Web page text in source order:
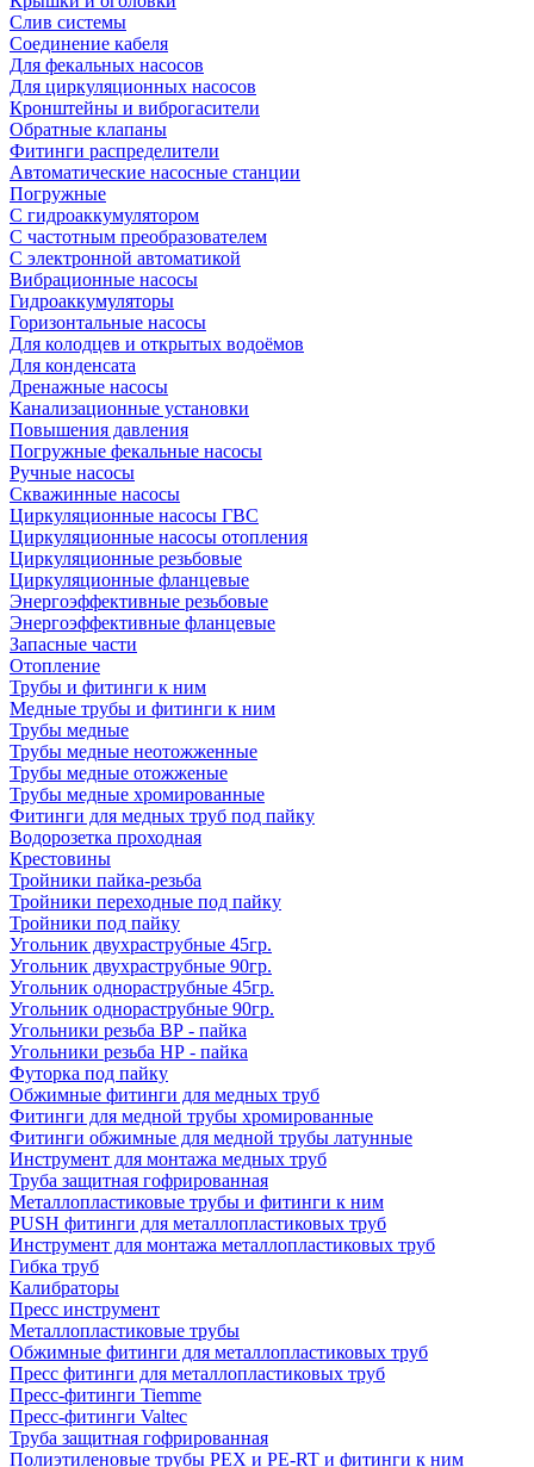
Слив системы
Соединение кабеля
Для фекальных насосов
Для циркуляционных насосов
Кронштейны и виброгасители
Обратные клапаны
Фитинги распределители
Автоматические насосные станции
Погружные
С гидроаккумулятором
С частотным преобразователем
С электронной автоматикой
Вибрационные насосы
Гидроаккумуляторы
Горизонтальные насосы
Для колодцев и открытых водоёмов
Для конденсата
Дренажные насосы
Канализационные установки
Повышения давления
Погружные фекальные насосы
Ручные насосы
Скважинные насосы
Циркуляционные насосы ГВС
Циркуляционные насосы отопления
Циркуляционные резьбовые
Циркуляционные фланцевые
Энергоэффективные резьбовые
Энергоэффективные фланцевые
Запасные части
Отопление
Трубы и фитинги к ним
Медные трубы и фитинги к ним
Трубы медные
Трубы медные неотожженные
Трубы медные отожженые
Трубы медные хромированные
Фитинги для медных труб под пайку
Водорозетка проходная
Крестовины
Тройники пайка-резьба
Тройники переходные под пайку
Тройники под пайку
Угольник двухраструбные 45гр.
Угольник двухраструбные 90гр.
Угольник однораструбные 45гр.
Угольник однораструбные 90гр.
Угольники резьба ВР - пайка
Угольники резьба НР - пайка
Футорка под пайку
Обжимные фитинги для медных труб
Фитинги для медной трубы хромированные
Фитинги обжимные для медной трубы латунные
Инструмент для монтажа медных труб
Труба защитная гофрированная
Металлопластиковые трубы и фитинги к ним
PUSH фитинги для металлопластиковых труб
Инструмент для монтажа металлопластиковых труб
Гибка труб
Калибраторы
Пресс инструмент
Металлопластиковые трубы
Обжимные фитинги для металлопластиковых труб
Пресс фитинги для металлопластиковых труб
Пресс-фитинги Tiemme
Пресс-фитинги Valtec
Труба защитная гофрированная
Полиэтиленовые трубы PEX и PE-RT и фитинги к ним